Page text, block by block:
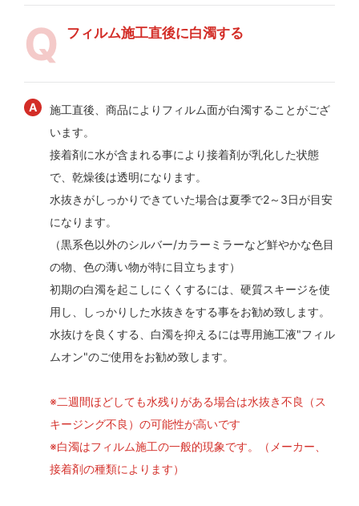
フィルム施工直後に白濁する
施工直後、商品によりフィルム面が白濁することがござ
います。
接着剤に水が含まれる事により接着剤が乳化した状態
で、乾燥後は透明になります。
水抜きがしっかりできていた場合は夏季で2～3日が目安
になります。
（黒系色以外のシルバー/カラーミラーなど鮮やかな色目
の物、色の薄い物が特に目立ちます）
初期の白濁を起こしにくくするには、硬質スキージを使
用し、しっかりした水抜きをする事をお勧め致します。
水抜けを良くする、白濁を抑えるには専用施工液"フィル
ムオン"のご使用をお勧め致します。
※二週間ほどしても水残りがある場合は水抜き不良（ス
キージング不良）の可能性が高いです
※白濁はフィルム施工の一般的現象です。（メーカー、
接着剤の種類によります）